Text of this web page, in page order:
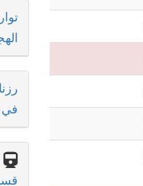
في